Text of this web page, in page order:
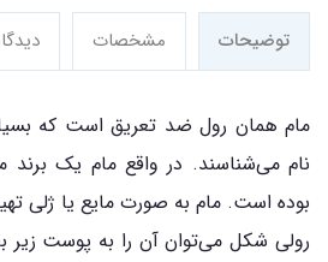
توضیحات مشخصات
مام همان رول ضد تعریق است که
نام می‌شناسند. در واقع مام یک
بوده است. مام به صورت مایع یا ژلی
رولی شکل می‌توان آن را به پوست زیر